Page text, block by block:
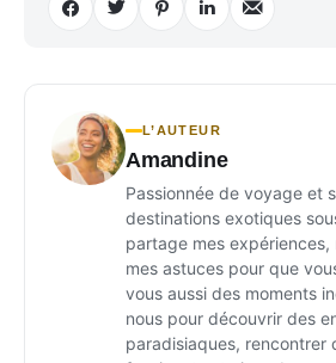
L’AUTEUR
Amandine
Passionnée de voyage et
destinations exotiques
partage mes expériences,
mes astuces pour que
vous aussi des moments
nous pour découvrir des
paradisiaques, rencontrer